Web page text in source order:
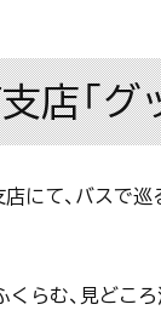
店「
店にて、バスで
らむ、見どこ